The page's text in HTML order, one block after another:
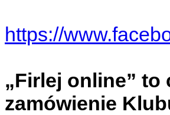
https://
„Firlej online”
zamówienie